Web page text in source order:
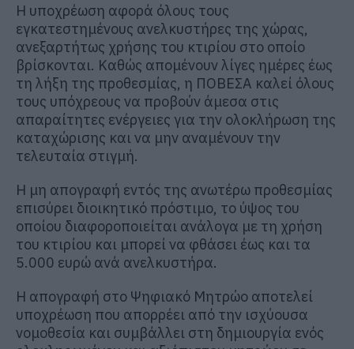
Η υποχρέωση αφορά όλους τους
εγκατεστημένους ανελκυστήρες της χώρας,
ανεξαρτήτως χρήσης του κτιρίου στο οποίο
βρίσκονται. Καθώς απομένουν λίγες ημέρες έως
τη λήξη της προθεσμίας, η ΠΟΒΕΣΑ καλεί όλους
τους υπόχρεους να προβούν άμεσα στις
απαραίτητες ενέργειες για την ολοκλήρωση της
καταχώρισης και να μην αναμένουν την
τελευταία στιγμή.
Η μη απογραφή εντός της ανωτέρω προθεσμίας
επισύρει διοικητικό πρόστιμο, το ύψος του
οποίου διαφοροποιείται ανάλογα με τη χρήση
του κτιρίου και μπορεί να φθάσει έως και τα
5.000 ευρώ ανά ανελκυστήρα.
Η απογραφή στο Ψηφιακό Μητρώο αποτελεί
υποχρέωση που απορρέει από την ισχύουσα
νομοθεσία και συμβάλλει στη δημιουργία ενός